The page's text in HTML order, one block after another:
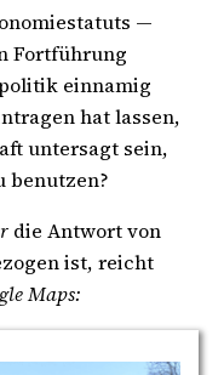
—
Fortführung
einnamig
hat lassen,
untersagt sein,
benutzen?
die Antwort von
ist, reicht
Maps: